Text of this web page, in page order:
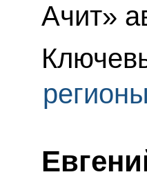
Ачит»
регионы